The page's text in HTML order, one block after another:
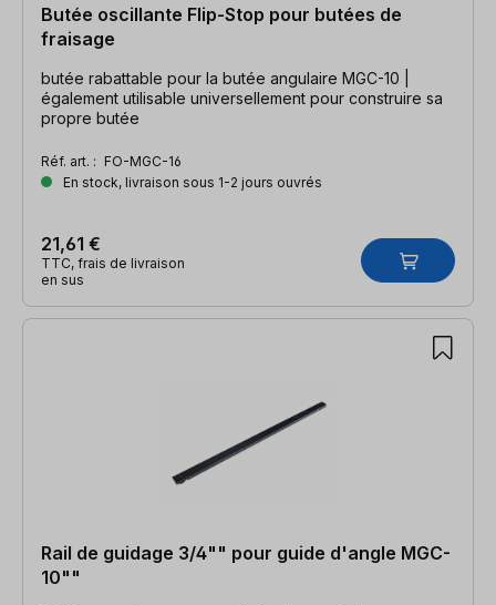
Butée oscillante Flip-Stop pour butées de
fraisage
butée rabattable pour la butée angulaire MGC-10 |
également utilisable universellement pour construire sa
propre butée
Réf. art. : FO-MGC-16
En stock, livraison sous 1-2 jours ouvrés
21,61 €
TTC, frais de livraison
en sus
Rail de guidage 3/4"" pour guide d'angle MGC-
10""